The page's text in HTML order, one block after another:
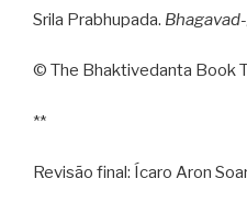
Srila Prabhupada.
© The Bhaktivedanta Book
**
Revisão final: Ícaro Aron